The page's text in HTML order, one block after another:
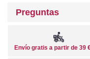
Preguntas
Envío gratis a partir de 39